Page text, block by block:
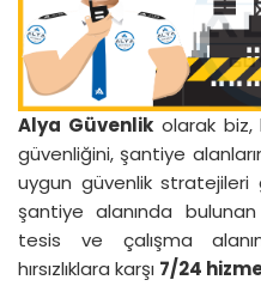
Alya Güvenlikolarak biz,
güvenliğini, şantiye
uygun güvenlik stratejileri
şantiye alanında bulunan
tesis ve çalışma
hırsızlıklara karşı 7/24